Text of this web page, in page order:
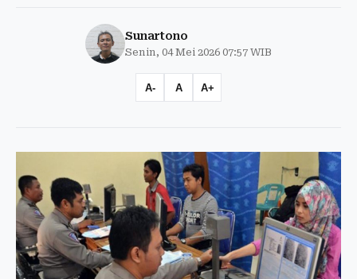
Sunartono
Senin, 04 Mei 2026 07:57 WIB
A- A A+